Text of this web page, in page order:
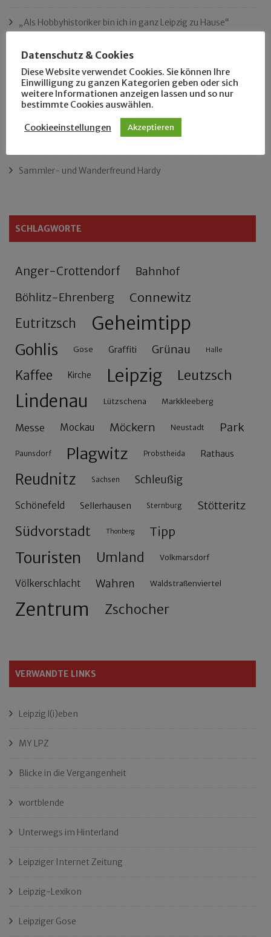
„Als Hobbyhistoriker bin ich in ganz Leipzig zu Hause“
Das neue Eutritzsch-Buch
Der Leipziger Schmiedetag von 1904
Sammler- und Wanderfreund Hardy
SCHLAGWORTE
Anger-Crottendorf Bahnhof
Böhlitz-Ehrenberg Connewitz
Eutritzsch Geheimtipp
Gohlis Gose Graffiti Grünau Halle
Kaffee Kirche Leipzig Leutzsch
Lindenau Lützschena Markkleeberg
Messe Mockau Möckern Neustadt Park
Paunsdorf Plagwitz Probstheida Rathaus
Reudnitz Sachsen Schleußig
Schönefeld Sellerhausen Sternburg Stötteritz
Südvorstadt Thonberg Tipp
Touristen Umland Volkmarsdorf
Völkerschlacht Wahren Waldstraßenviertel
Zentrum Zschocher
VERWANDTE LINKS
Leipzig l(i)eben
MY LPZ
Blicke in die Vergangenheit
wortblende
Unterwegs im Hinterland
Leipziger Internet Zeitung
Leipzig-Lexikon
Leipziger Gose
Datenschutz & Cookies
Diese Website verwendet Cookies. Sie können Ihre
Einwilligung zu ganzen Kategorien geben oder sich
weitere Informationen anzeigen lassen und so nur
bestimmte Cookies auswählen.
Cookieeinstellungen Akzeptieren